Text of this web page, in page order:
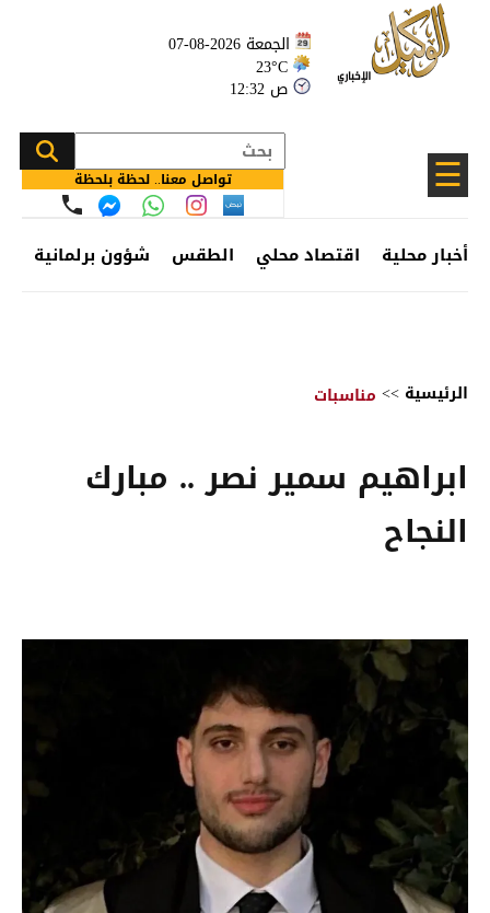
الجمعة 2026-08-07
23°C
12:32 ص
☰ تواصل معنا.. لحظة بلحظة
أخبار محلية اقتصاد محلي الطقس شؤون برلمانية
الرئيسية >> مناسبات
ابراهيم سمير نصر .. مبارك
النجاح